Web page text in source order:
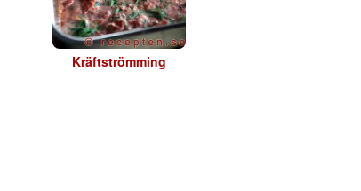
Kräftströmming